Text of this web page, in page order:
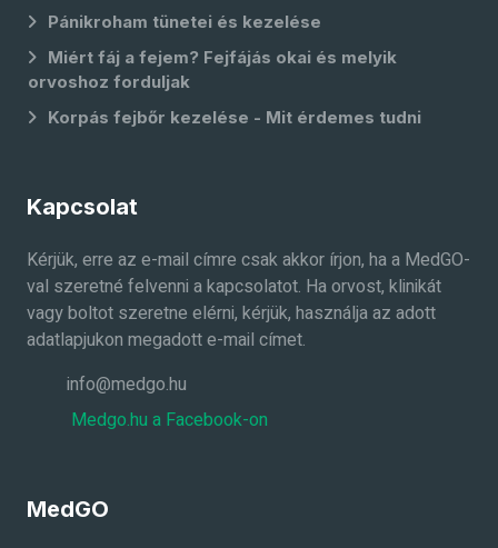
Pánikroham tünetei és kezelése
Miért fáj a fejem? Fejfájás okai és melyik
orvoshoz forduljak
Korpás fejbőr kezelése - Mit érdemes tudni
Kapcsolat
Kérjük, erre az e-mail címre csak akkor írjon, ha a MedGO-
val szeretné felvenni a kapcsolatot. Ha orvost, klinikát
vagy boltot szeretne elérni, kérjük, használja az adott
adatlapjukon megadott e-mail címet.
info@medgo.hu
Medgo.hu a Facebook-on
MedGO